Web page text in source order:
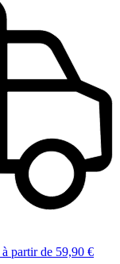
à partir de 59,90 €